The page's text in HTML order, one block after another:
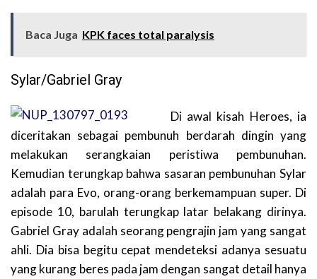
Baca Juga KPK faces total paralysis
Sylar/Gabriel Gray
Di awal kisah Heroes, ia
diceritakan sebagai pembunuh berdarah dingin yang
melakukan serangkaian peristiwa pembunuhan.
Kemudian terungkap bahwa sasaran pembunuhan Sylar
adalah para Evo, orang-orang berkemampuan super. Di
episode 10, barulah terungkap latar belakang dirinya.
Gabriel Gray adalah seorang pengrajin jam yang sangat
ahli. Dia bisa begitu cepat mendeteksi adanya sesuatu
yang kurang beres pada jam dengan sangat detail hanya